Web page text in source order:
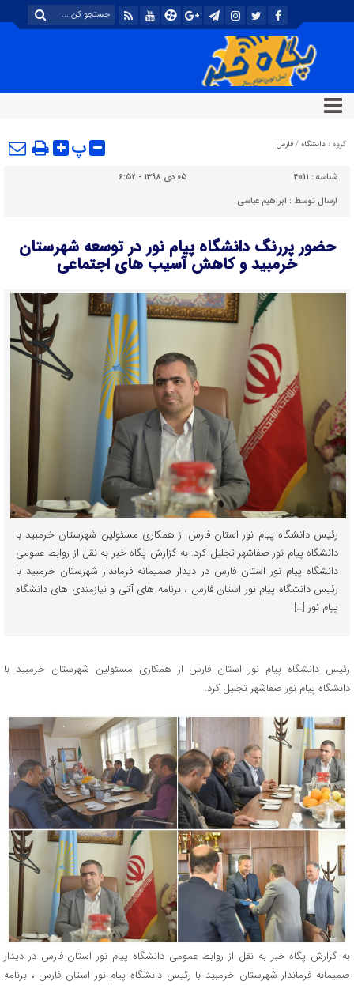
گروه : دانشگاه / فارس پ
شناسه : 4011
05 دی 1398 - 6:52
ارسال توسط : ابراهیم عباسی
حضور پررنگ دانشگاه پیام نور در توسعه شهرستان
خرمبید و کاهش آسیب های اجتماعی
رئیس دانشگاه پیام نور استان فارس از همکاری مسئولین شهرستان خرمبید با
دانشگاه پیام نور صفاشهر تجلیل کرد. به گزارش پگاه خبر به نقل از روابط عمومی
دانشگاه پیام نور استان فارس در دیدار صمیمانه فرماندار شهرستان خرمبید با
رئیس دانشگاه پیام نور استان فارس ، برنامه های آتی و نیازمندی های دانشگاه
پیام نور […]
رئیس دانشگاه پیام نور استان فارس از همکاری مسئولین شهرستان خرمبید با
دانشگاه پیام نور صفاشهر تجلیل کرد.
به گزارش پگاه خبر به نقل از روابط عمومی دانشگاه پیام نور استان فارس در دیدار
صمیمانه فرماندار شهرستان خرمبید با رئیس دانشگاه پیام نور استان فارس ، برنامه